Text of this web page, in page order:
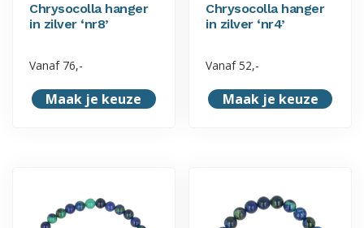
Chrysocolla hanger
in zilver ‘nr8’
Vanaf 76,-
Maak je keuze
variaties.
Deze
Chrysocolla hanger
in zilver ‘nr4’
Vanaf 52,-
Maak je keuze
variaties.
Deze